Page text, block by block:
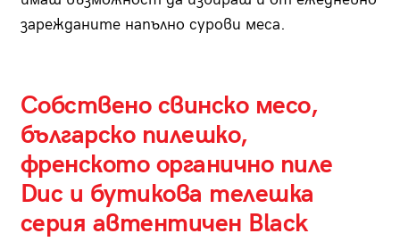
зарежданите напълно сурови меса.
Собствено свинско месо,
българско пилешко,
френското органично пиле
Duc и бутикова телешка
серия автентичен Black